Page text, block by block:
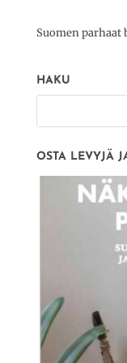
Suomen parhaat
HAKU
OSTA LEVYJÄ